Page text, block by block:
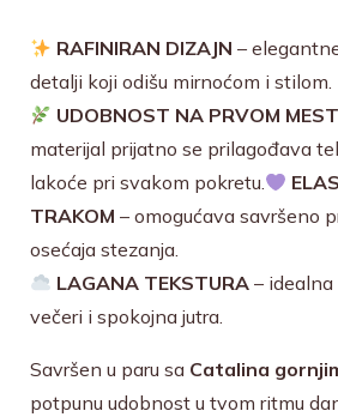
RAFINIRAN DIZAJN –
detalji koji odišu mirnoćom i stilom.
UDOBNOST NA PRVOM
materijal prijatno se prilagođava
lakoće pri svakom pokretu.
TRAKOM – omogućava savršeno
osećaja stezanja.
LAGANA TEKSTURA – idealna
večeri i spokojna jutra.
Savršen u paru sa Catalina
potpunu udobnost u tvom ritmu